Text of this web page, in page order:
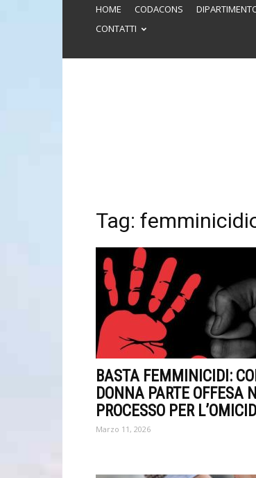
HOME CODACONS
CONTATTI
Tag:
BASTA FEMMINICIDI:
DONNA PARTE OFFESA
PROCESSO PER
Marzo 11, 2026